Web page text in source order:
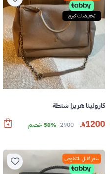
تخفيضات كبرى
كارولينا هريرا شنطة
1200
2900 58% خصم
سعر قابل للتفاوض